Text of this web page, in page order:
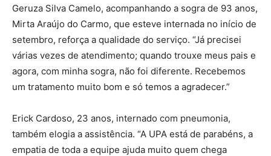
Geruza Silva Camelo, acompanhando a sogra de 93 anos,
Mirta Araújo do Carmo, que esteve internada no início de
setembro, reforça a qualidade do serviço. “Já precisei
várias vezes de atendimento; quando trouxe meus pais e
agora, com minha sogra, não foi diferente. Recebemos
um tratamento muito bom e só temos a agradecer.”
Erick Cardoso, 23 anos, internado com pneumonia,
também elogia a assistência. “A UPA está de parabéns, a
empatia de toda a equipe ajuda muito quem chega